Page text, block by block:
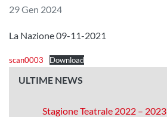
29 Gen 2024
La Nazione 09-11-2021
scan0003 Download
ULTIME NEWS
Stagione Teatrale 2022 – 2023